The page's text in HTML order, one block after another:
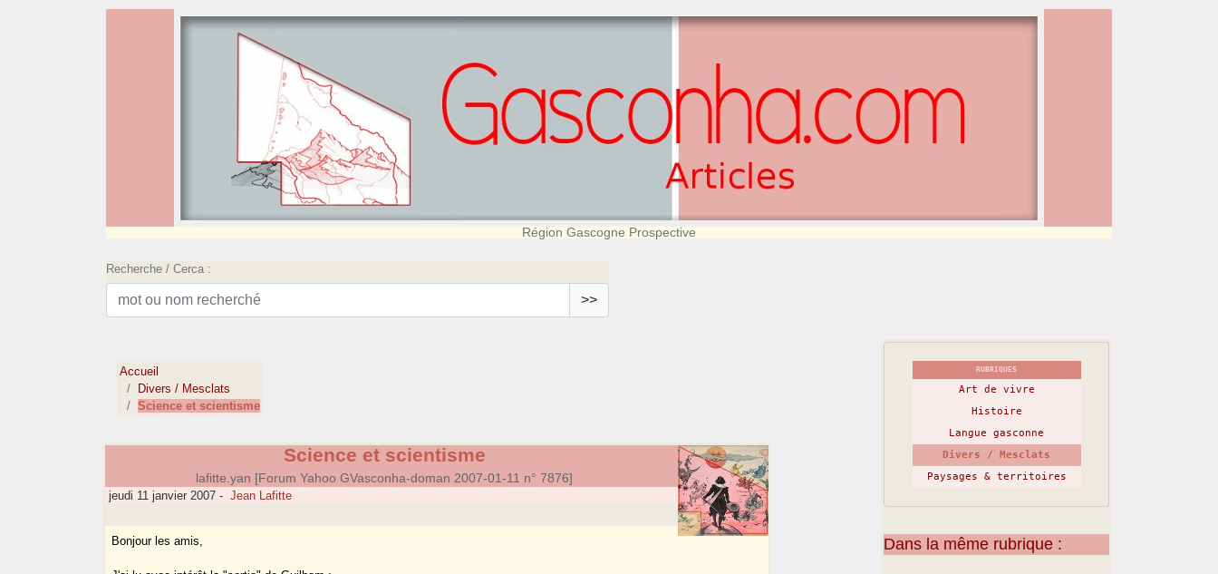
Région Gascogne Prospective
Recherche / Cerca :
>>
Accueil
Divers / Mesclats
Science et scientisme
Science et scientisme
lafitte.yan [Forum Yahoo GVasconha-doman 2007-01-11 n° 7876]
jeudi 11 janvier 2007 - Jean Lafitte
Bonjour les amis,
RUBRIQUES
Art de vivre
Histoire
Langue gasconne
Divers / Mesclats
Paysages & territoires
Dans la même rubrique :